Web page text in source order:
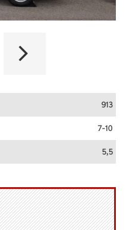
913
7-10
5,5